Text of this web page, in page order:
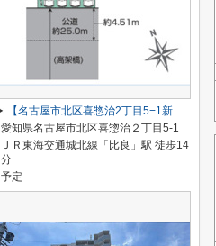
【名古屋市北区喜惣治2丁目5−1新築戸建】仲介手数料無料！楠西小学校・楠中学校
愛知県名古屋市北区喜惣治２丁目5-1
ＪＲ東海交通城北線「比良」駅 徒歩14
分
予定